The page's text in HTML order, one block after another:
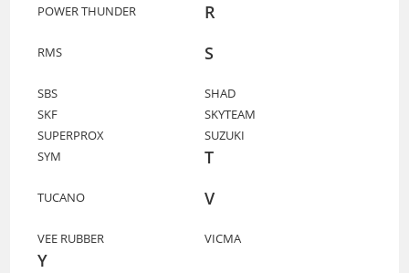
POWER THUNDER
R
RMS S
SBS
SHAD
SKF
SKYTEAM
SUPERPROX
SUZUKI
SYM
T
TUCANO V
VEE RUBBER VICMA
Y